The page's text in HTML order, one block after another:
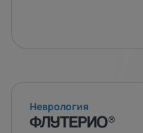
Неврология
ФЛУТЕРИО®